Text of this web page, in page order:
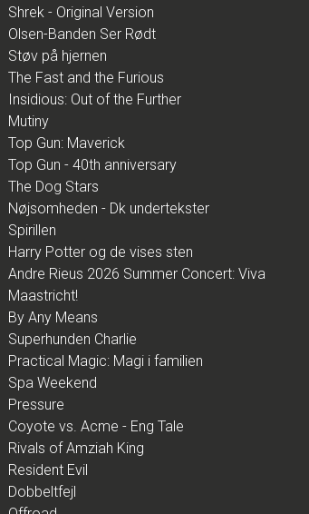
Shrek - Original Version
Olsen-Banden Ser Rødt
Støv på hjernen
The Fast and the Furious
Insidious: Out of the Further
Mutiny
Top Gun: Maverick
Top Gun - 40th anniversary
The Dog Stars
Nøjsomheden - Dk undertekster
Spirillen
Harry Potter og de vises sten
Andre Rieus 2026 Summer Concert: Viva
Maastricht!
By Any Means
Superhunden Charlie
Practical Magic: Magi i familien
Spa Weekend
Pressure
Coyote vs. Acme - Eng Tale
Rivals of Amziah King
Resident Evil
Dobbeltfejl